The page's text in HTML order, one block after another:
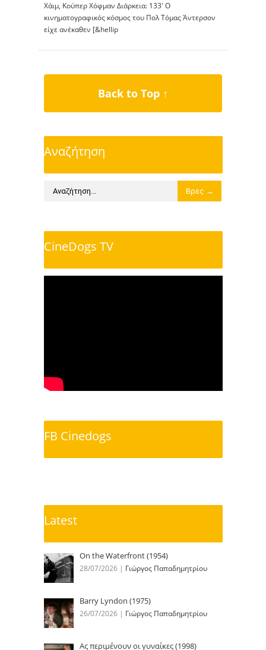
Χάιμ, Κούπερ Χόφμαν Διάρκεια: 133′ Ο
κινηματογραφικός κόσμος του Πολ Τόμας Άντερσον
είχε ανέκαθεν [&hellip
Back to Top ↑
Αναζήτηση
CineDogs TV
FB Cinedogs
Latest
On the Waterfront (1954)
28/07/2026 | Γιώργος Παπαδημητρίου
Barry Lyndon (1975)
26/07/2026 | Γιώργος Παπαδημητρίου
Ας περιμένουν οι γυναίκες (1998)